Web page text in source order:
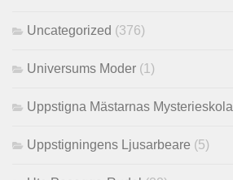
Uncategorized (376)
Universums Moder (1)
Uppstigna Mästarnas Mysterieskola
Uppstigningens Ljusarbeare (5)